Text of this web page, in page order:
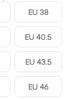
Select ‎
EU 38
Select ‎
EU 40.5
Select ‎
EU 43.5
Select ‎
EU 46